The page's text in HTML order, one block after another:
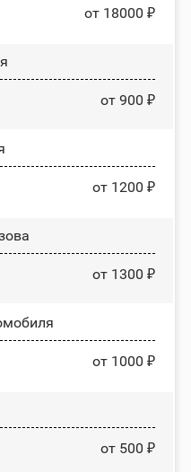
от 18000 ₽
от 900 ₽
от 1200 ₽
от 1300 ₽
от 1000 ₽
от 500 ₽